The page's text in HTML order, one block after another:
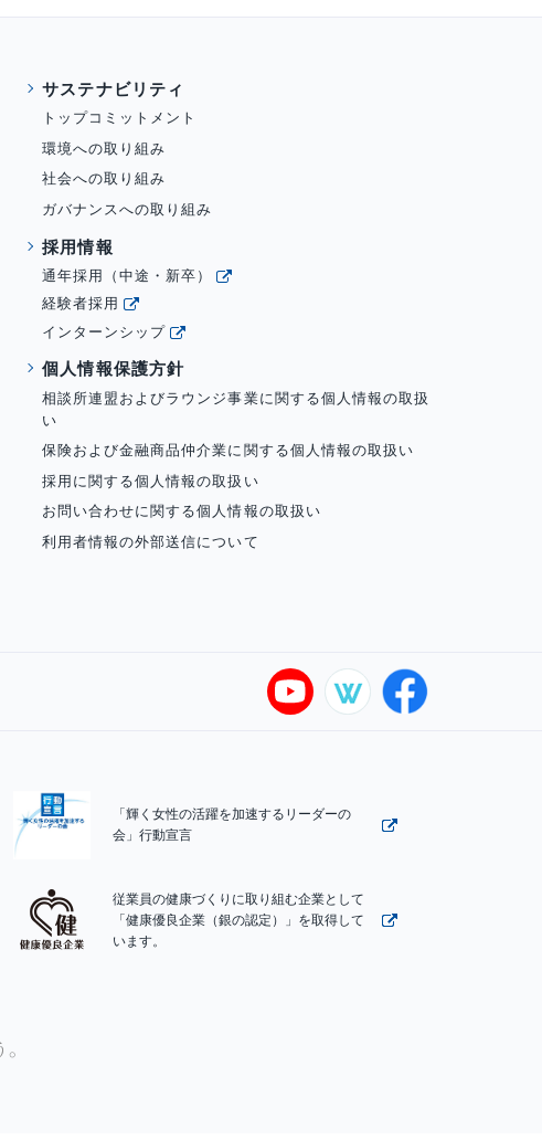
サステナビリティ
トップコミットメント
環境への取り組み
社会への取り組み
ガバナンスへの取り組み
採用情報
通年採用（中途・新卒）
経験者採用
インターンシップ
個人情報保護方針
相談所連盟およびラウンジ事業に関する個人情報の取扱
い
保険および金融商品仲介業に関する個人情報の取扱い
採用に関する個人情報の取扱い
お問い合わせに関する個人情報の取扱い
利用者情報の外部送信について
「輝く女性の活躍を加速するリーダーの
会」行動宣言
従業員の健康づくりに取り組む企業として
「健康優良企業（銀の認定）」を取得して
います。